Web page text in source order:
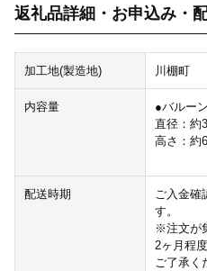
返礼品詳細・お申込み・
加工地(製造地) 川棚町
内容量
●バルーン
直径：約
高さ：約
配送時期
ご入金確
す。
※注文が
2ヶ月程
ご了承く